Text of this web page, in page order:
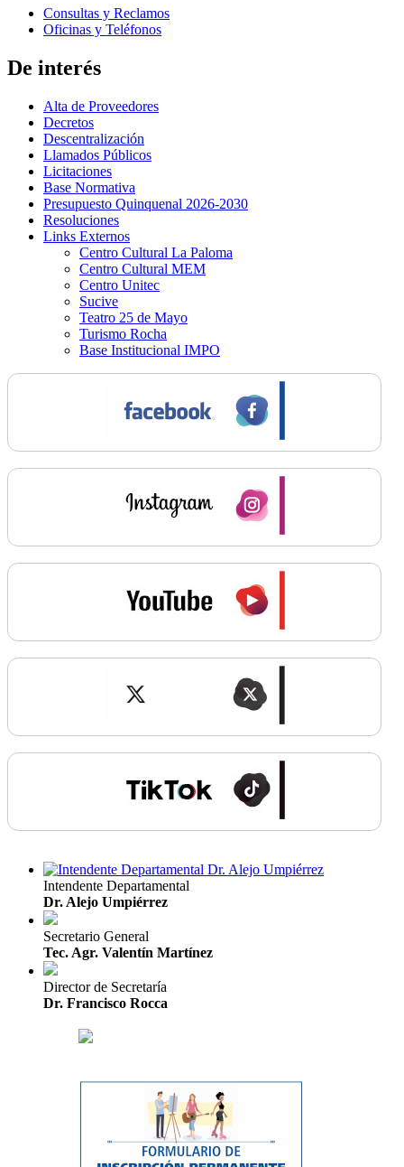
Consultas y Reclamos
Oficinas y Teléfonos
De interés
Alta de Proveedores
Decretos
Descentralización
Llamados Públicos
Licitaciones
Base Normativa
Presupuesto Quinquenal 2026-2030
Resoluciones
Links Externos
Centro Cultural La Paloma
Centro Cultural MEM
Centro Unitec
Sucive
Teatro 25 de Mayo
Turismo Rocha
Base Institucional IMPO
Intendente Departamental
Dr. Alejo Umpiérrez
Secretario General
Tec. Agr. Valentín Martínez
Director de Secretaría
Dr. Francisco Rocca